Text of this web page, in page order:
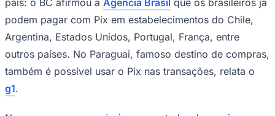
Goiás
JB Negócios
10 de abril de 2026 às 15:24
Lançado em 2020,